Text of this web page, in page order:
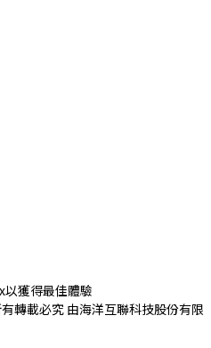
獲得最佳體驗
轉載必究 由海洋互聯科技股份有限